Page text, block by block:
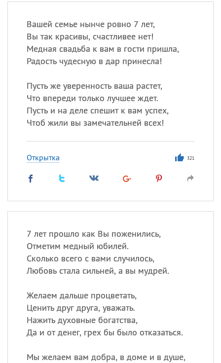
Вашей семье нынче ровно 7 лет,
Вы так красивы, счастливее нет!
Медная свадьба к вам в гости пришла,
Радость чудесную в дар принесла!
Пусть же уверенность ваша растет,
Что впереди только лучшее ждет.
Пусть и на деле спешит к вам успех,
Чтоб жили вы замечательней всех!
Открытка 321
7 лет прошло как Вы поженились,
Отметим медный юбилей.
Сколько всего с вами случилось,
Любовь стала сильней, а вы мудрей.
Желаем дальше процветать,
Ценить друг друга, уважать.
Нажить духовные богатства,
Да и от денег, грех бы было отказаться.
Мы желаем вам добра, в доме и в душе,